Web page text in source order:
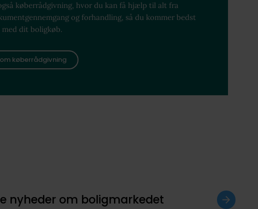
køberrådgivning, hvor du kan få hjælp til alt fra
og forhandling, så du kommer bedst
dit boligkøb.
køberrådgivning
nyheder om boligmarkedet